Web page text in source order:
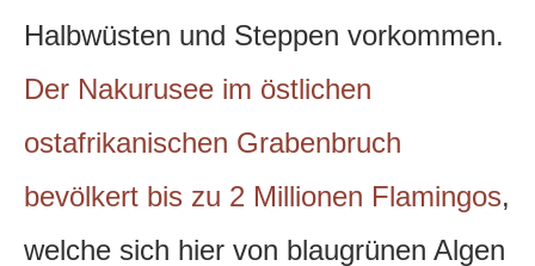
Halbwüsten und Steppen vorkommen.
Der Nakurusee im östlichen
ostafrikanischen Grabenbruch
bevölkert bis zu 2 Millionen Flamingos,
welche sich hier von blaugrünen Algen